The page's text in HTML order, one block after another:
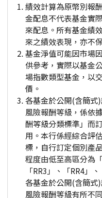
績效計算為原幣別報
金配息不代表基金實
來配息。所有基金績
來之績效表現，亦不
基金淨值可能因市場
供參考，實際以基金
場指數類型基金，以
價。
各基金於公開(含簡式
風險報酬等級，係依
酬等級分類標準」而
用。本行係經綜合評
標，自行訂定個別產
程度由低至高區分為
「RR3」、「RR4」
各基金於公開(含簡式
風險報酬等級有所不